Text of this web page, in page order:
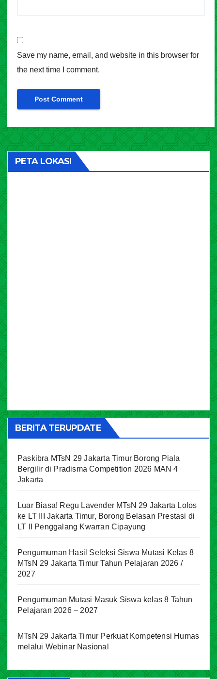
Save my name, email, and website in this browser for
the next time I comment.
PETA LOKASI
BERITA TERUPDATE
Paskibra MTsN 29 Jakarta Timur Borong Piala
Bergilir di Pradisma Competition 2026 MAN 4
Jakarta
Luar Biasa! Regu Lavender MTsN 29 Jakarta Lolos
ke LT III Jakarta Timur, Borong Belasan Prestasi di
LT II Penggalang Kwarran Cipayung
Pengumuman Hasil Seleksi Siswa Mutasi Kelas 8
MTsN 29 Jakarta Timur Tahun Pelajaran 2026 /
2027
Pengumuman Mutasi Masuk Siswa kelas 8 Tahun
Pelajaran 2026 – 2027
MTsN 29 Jakarta Timur Perkuat Kompetensi Humas
melalui Webinar Nasional